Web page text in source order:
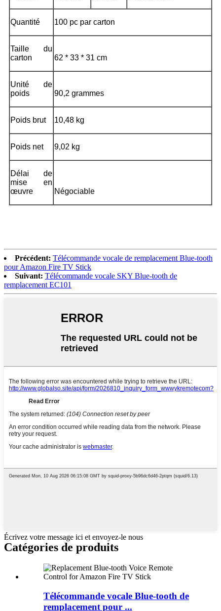
Quantité 100 pc par carton
Taille du
carton
62 * 33 * 31 cm
Unité de
poids
90,2 grammes
Poids brut 10,48 kg
Poids net 9,02 kg
Délai de
mise en
œuvre
Négociable
Précédent: Télécommande vocale de remplacement Blue-tooth
pour Amazon Fire TV Stick
Suivant: Télécommande vocale SKY Blue-tooth de
remplacement EC101
Écrivez votre message ici et envoyez-le nous
Catégories de produits
Télécommande vocale Blue-tooth de
remplacement pour ...